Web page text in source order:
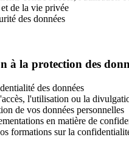
de la vie privée
des données
à la protection des
des données
l'utilisation ou la
de vos données personnelles
en matière de
formations sur la